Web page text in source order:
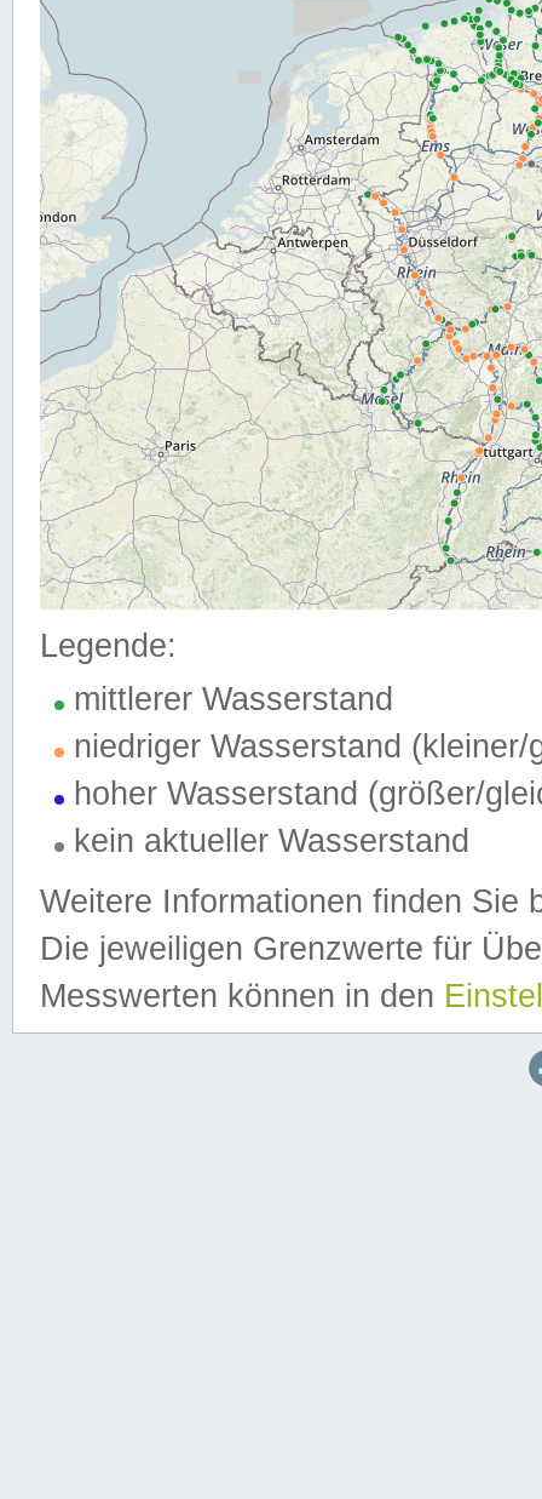
Legende:
mittlerer Wasserstand
niedriger Wasserstand (kleiner/
hoher Wasserstand (größer/
kein aktueller Wasserstand
Weitere Informationen finden Sie
Die jeweiligen Grenzwerte für
Messwerten können in den